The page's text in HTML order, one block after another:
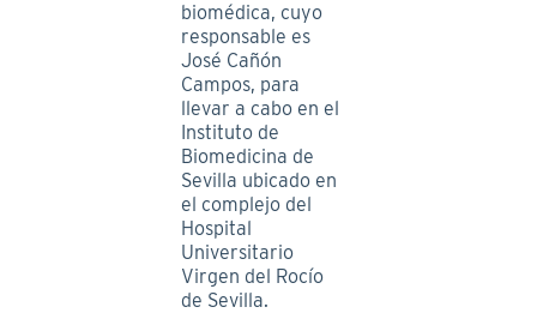
biomédica, cuyo
responsable es
José Cañón
Campos, para
llevar a cabo en el
Instituto de
Biomedicina de
Sevilla ubicado en
el complejo del
Hospital
Universitario
Virgen del Rocío
de Sevilla.